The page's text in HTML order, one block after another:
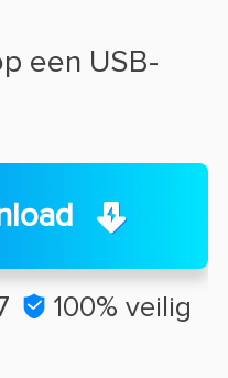
een USB-
 100% veilig